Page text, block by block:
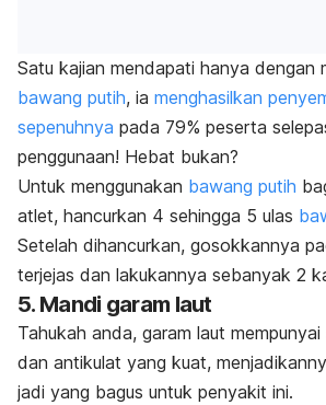
Satu kajian mendapati hanya dengan
bawang putih, ia menghasilkan
sepenuhnya pada 79% peserta
penggunaan! Hebat bukan?
Untuk menggunakan bawang putih
atlet, hancurkan 4 sehingga 5 ulas
Setelah dihancurkan, gosokkannya
terjejas dan lakukannya sebanyak 2
5. Mandi garam laut
Tahukah anda, garam laut
dan antikulat yang kuat,
jadi yang bagus untuk penyakit ini.